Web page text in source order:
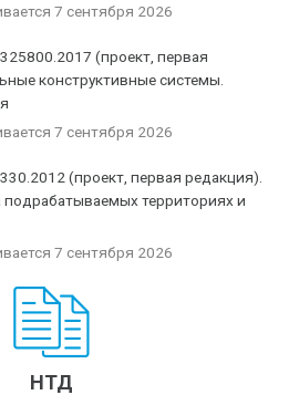
7 сентября 2026
(проект, первая
конструктивные системы.
7 сентября 2026
(проект, первая редакция).
территориях и
7 сентября 2026
НТД